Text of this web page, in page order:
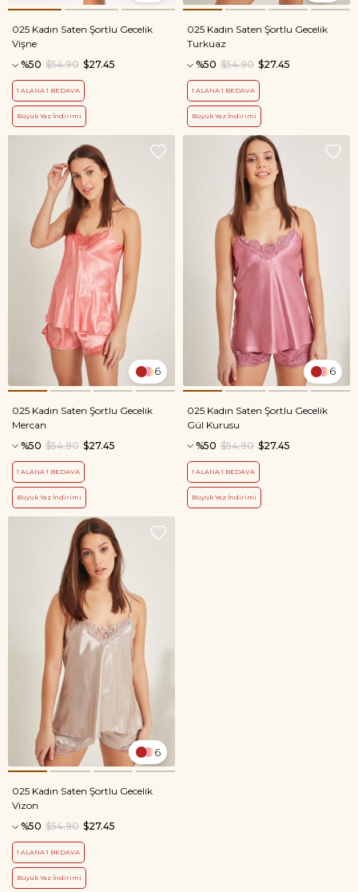
025 Kadın Saten Şortlu Gecelik
Vişne
%50
$27.45
$54.90
1 ALANA 1 BEDAVA
Büyük Yaz İndirimi
025 Kadın Saten Şortlu Gecelik
Turkuaz
%50
$27.45
$54.90
1 ALANA 1 BEDAVA
Büyük Yaz İndirimi
6
025 Kadın Saten Şortlu Gecelik
Mercan
%50
$27.45
$54.90
1 ALANA 1 BEDAVA
Büyük Yaz İndirimi
6
025 Kadın Saten Şortlu Gecelik
Gül Kurusu
%50
$27.45
$54.90
1 ALANA 1 BEDAVA
Büyük Yaz İndirimi
6
025 Kadın Saten Şortlu Gecelik
Vizon
%50
$27.45
$54.90
1 ALANA 1 BEDAVA
Büyük Yaz İndirimi